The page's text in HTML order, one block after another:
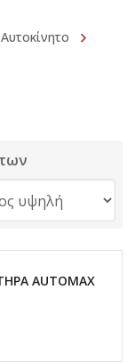
AUTOMAX